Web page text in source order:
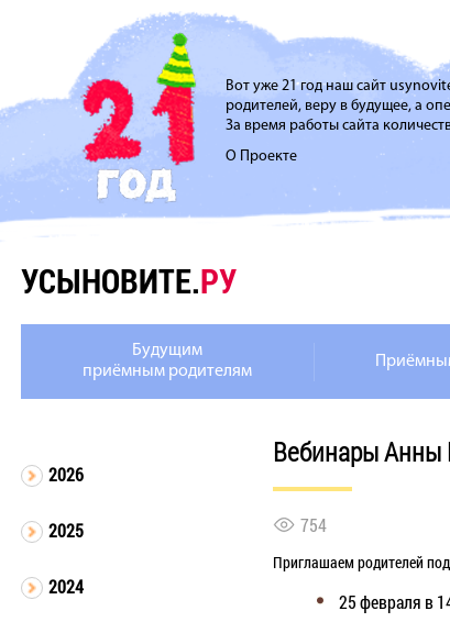
Вот уже 21 год наш сайт
родителей, веру в будущее, а
За время работы сайта
О Проекте
УСЫНОВИТЕ.РУ
Будущим
приёмным родителям
2026
2025
2024
Вебинары Анны
754
Приглашаем родителей
25 февраля в